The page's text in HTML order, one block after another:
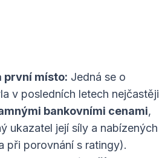
první místo: Jedná se o
v posledních letech nejčastěji
bankovními cenami,
ukazatel její síly a nabízených
při porovnání s ratingy).